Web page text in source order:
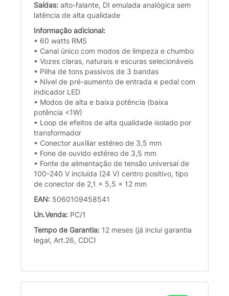
Saídas: alto-falante, DI emulada analógica sem
latência de alta qualidade
Informação adicional:
• 60 watts RMS
• Canal único com modos de limpeza e chumbo
• Vozes claras, naturais e escuras selecionáveis
• Pilha de tons passivos de 3 bandas
• Nível de pré-aumento de entrada e pedal com
indicador LED
• Modos de alta e baixa potência (baixa
potência <1W)
• Loop de efeitos de alta qualidade isolado por
transformador
• Conector auxiliar estéreo de 3,5 mm
• Fone de ouvido estéreo de 3,5 mm
• Fonte de alimentação de tensão universal de
100-240 V incluída (24 V) centro positivo, tipo
de conector de 2,1 x 5,5 x 12 mm
EAN: 5060109458541
Un.Venda: PC/1
Tempo de Garantia: 12 meses (já inclui garantia
legal, Art.26, CDC)